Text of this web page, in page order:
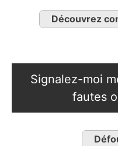
Découvrez
Signalez-moi
fautes